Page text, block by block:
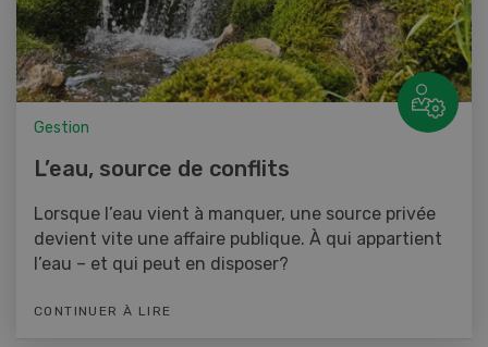
Gestion
L’eau, source de conflits
Lorsque l’eau vient à manquer, une source privée
devient vite une affaire publique. À qui appartient
l’eau – et qui peut en disposer?
CONTINUER À LIRE